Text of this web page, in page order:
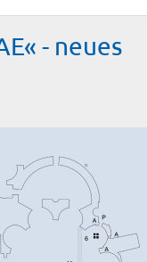
- neues